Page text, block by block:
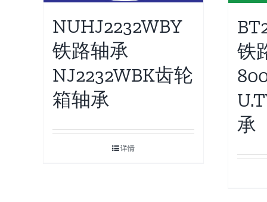
NUHJ2232WBY
铁路轴承
NJ2232WBK齿轮
箱轴承
详情
铁
承